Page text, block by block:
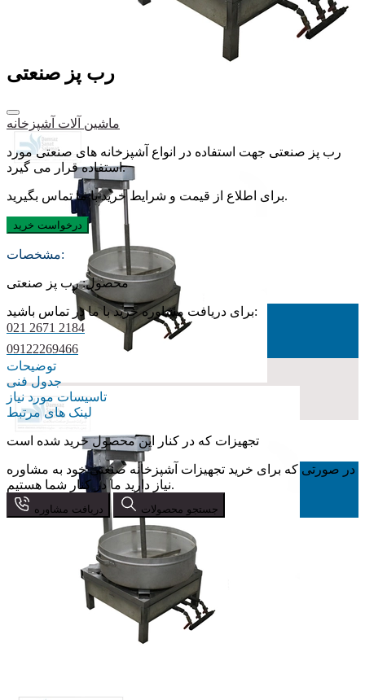
رب پز صنعتی
ماشین آلات آشپزخانه
رب پز صنعتی جهت استفاده در انواع آشپزخانه های صنعتی مورد
استفاده قرار می گیرد.
برای اطلاع از قیمت و شرایط خرید با ما تماس بگیرید.
درخواست خرید
مشخصات:
محصول: رب پز صنعتی
برای دریافت مشاوره خرید با ما در تماس باشید:
021 2671 2184
09122269466
توضیحات
جدول فنی
تاسیسات مورد نیاز
لینک های مرتبط
تجهیزات که در کنار این محصول خرید شده است
در صورتی که برای خرید تجهیزات آشپزخانه صنعتی خود به مشاوره
نیاز دارید ما در کنار شما هستیم.
دریافت مشاوره جستجو محصولات